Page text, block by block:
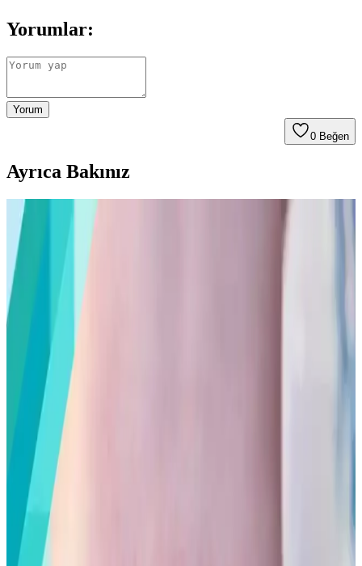
Yorumlar:
Yorum
0 Beğen
Ayrıca Bakınız
Alerji Dostu ve Doğal İçeriğe Sahip Temiz Şampuan
Seçenekleri
Alerjik ciltlere uygun, kimyasal içermeyen ve dermatolojik testli
şampuanlar hakkında detaylı bilgi. Hassas ciltler ve çocuklar için
güvenli seçenekler içerir.
R.O.C.S. Junior Florürsüz 6-12 Yaş Çocuklar İçin
Güvenli ve Doğal Diş Bakım Seti
Doğal içeriklerle formüle edilmiş, aromalı ve florürsüz R.O.C.S.
Junior diş bakım seti, 6-12 yaş çocukların diş sağlığını korurken
eğlenceli kullanım sağlar.
Oral-B D100 Şarjlı Disney Çocuk Diş Fırçası:
Eğlenceli ve Güvenli Temizlik Aracı
Disney karakterleriyle tasarlanmış Oral-B D100 şarjlı diş fırçası,
çocukların ilgisini çekerken hijyen ve kullanım kolaylığı sağlar,
düzenli bakım ile diş sağlığını destekler.
Prenses Temalı Çocuk Diş Fırçaları: Eğlenceli ve